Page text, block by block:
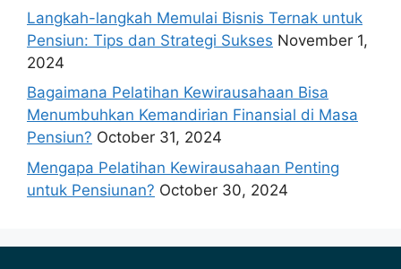
untuk Pensiunan? October 30, 2024
Alamat Kami
Jl. Parkit No.P.5, Kramat, Sidoarum, Kec. Godean,
Kabupaten Sleman, Daerah Istimewa Yogyakarta
55564
Hubungi Kami